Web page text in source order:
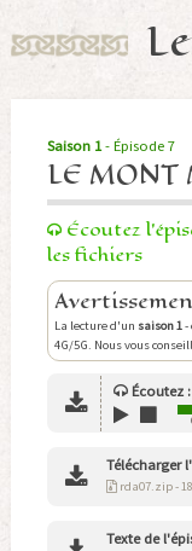
Saison 1- Épisode 7
LE MONT
Écoutez
les fichiers
La lecture d'un saison 1-
4G/5G. Nous vous
Écoutez :
Télécharger
rda07.zip -
Texte de